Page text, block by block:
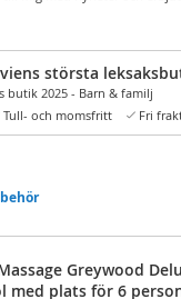
största
butik 2025 - Barn & familj
Tull- och momsfritt Fri
Greywood
med plats för 6